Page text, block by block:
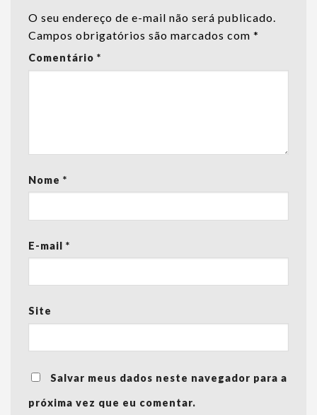
O seu endereço de e-mail não será publicado.
Campos obrigatórios são marcados com *
Comentário *
Nome *
E-mail *
Site
Salvar meus dados neste navegador para a
próxima vez que eu comentar.